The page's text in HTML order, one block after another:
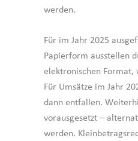
werden.
Für im Jahr 2025
Papierform ausstellen
elektronischen Format,
Für Umsätze im Jahr
dann entfallen.
vorausgesetzt –
werden.